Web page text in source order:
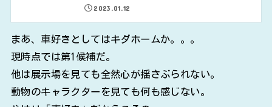
2023.01.12
まあ、車好きとしてはキダホームか。。。
現時点では第1候補だ。
他は展示場を見ても全然心が揺さぶられない。
動物のキャラクターを見ても何も感じない。